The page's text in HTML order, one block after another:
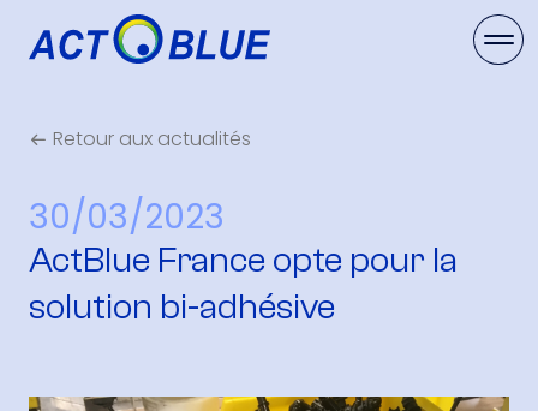
Retour aux actualités
30/03/2023
ActBlue France opte pour la
solution bi-adhésive